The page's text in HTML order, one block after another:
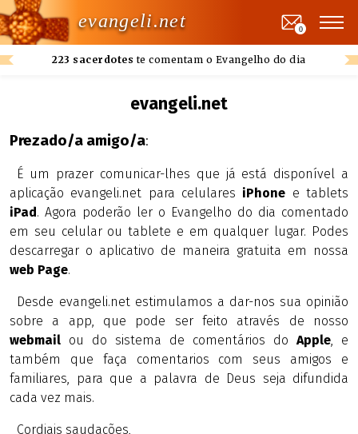
evangeli.net
223 sacerdotes te comentam o Evangelho do dia
0
evangeli.net
Prezado/a amigo/a:
É um prazer comunicar-lhes que já está disponível a
aplicação evangeli.net para celulares iPhone e tablets
iPad. Agora poderão ler o Evangelho do dia comentado
em seu celular ou tablete e em qualquer lugar. Podes
descarregar o aplicativo de maneira gratuita em nossa
web Page.
Desde evangeli.net estimulamos a dar-nos sua opinião
sobre a app, que pode ser feito através de nosso
webmail ou do sistema de comentários do Apple, e
também que faça comentarios com seus amigos e
familiares, para que a palavra de Deus seja difundida
cada vez mais.
Cordiais saudações,